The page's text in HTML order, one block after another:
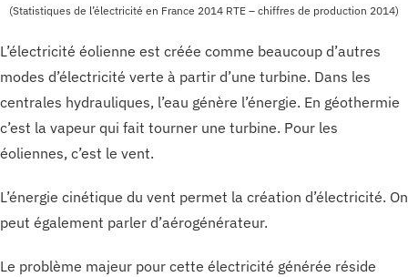
(Statistiques de l’électricité en France 2014 RTE – chiffres de production 2014)
L’électricité éolienne est créée comme beaucoup d’autres
modes d’électricité verte à partir d’une turbine. Dans les
centrales hydrauliques, l’eau génère l’énergie. En géothermie
c’est la vapeur qui fait tourner une turbine. Pour les
éoliennes, c’est le vent.
L’énergie cinétique du vent permet la création d’électricité. On
peut également parler d’aérogénérateur.
Le problème majeur pour cette électricité générée réside